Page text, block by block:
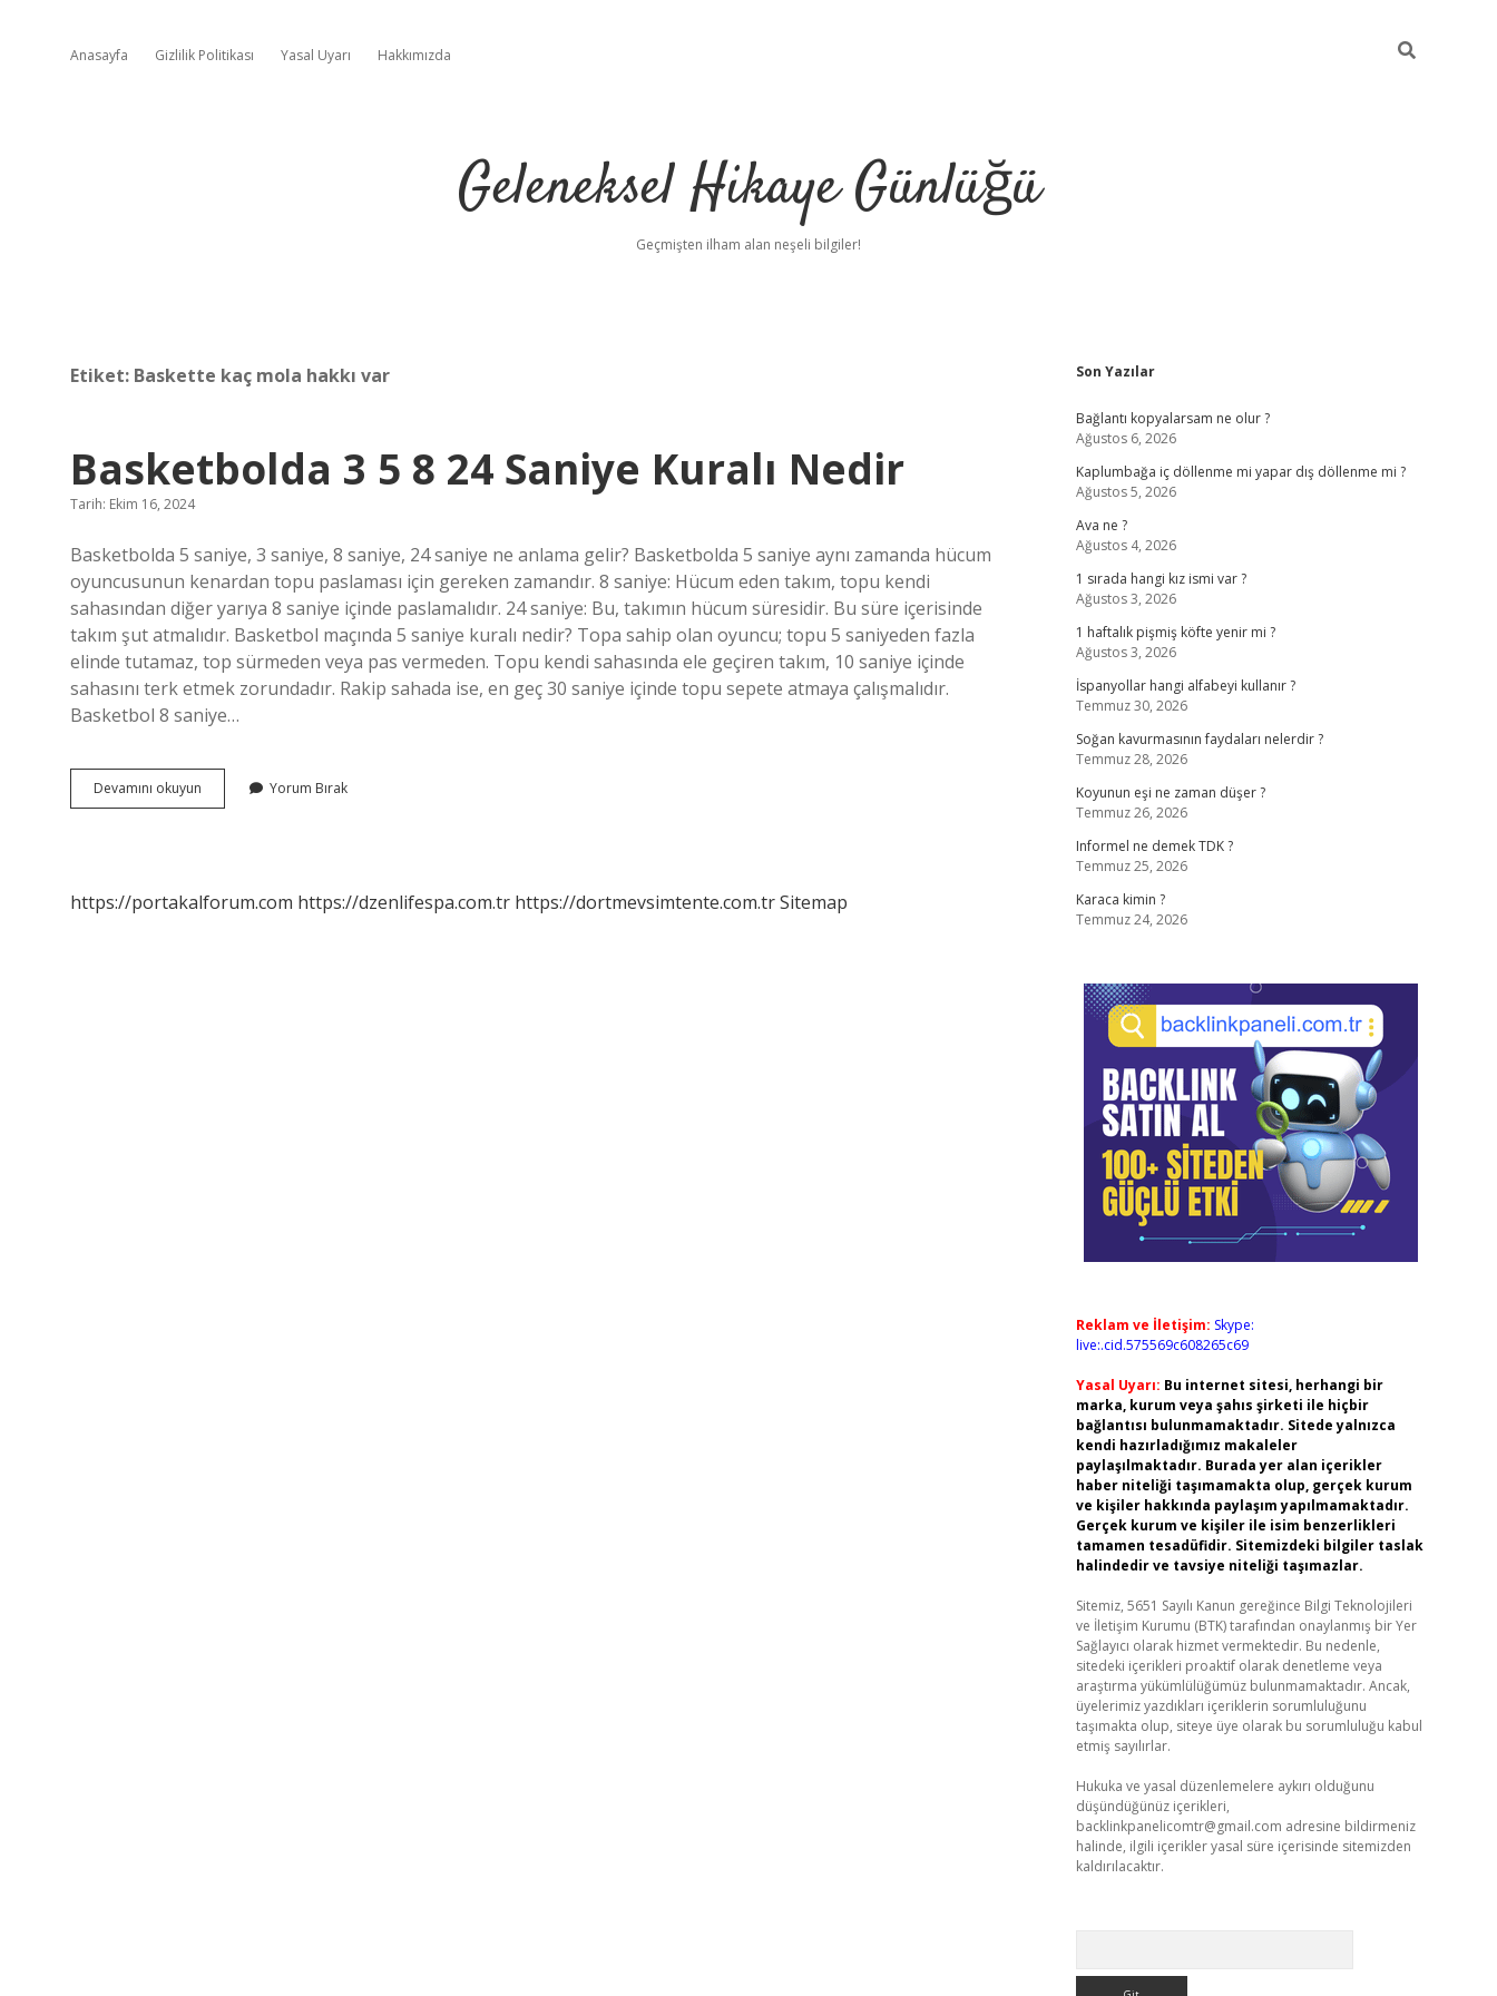
Anasayfa Gizlilik Politikası Yasal Uyarı Hakkımızda
Geleneksel Hikaye Günlüğü
Geçmişten ilham alan neşeli bilgiler!
Etiket: Baskette kaç mola hakkı var
Basketbolda 3 5 8 24 Saniye Kuralı Nedir
Tarih: Ekim 16, 2024
Basketbolda 5 saniye, 3 saniye, 8 saniye, 24 saniye ne anlama gelir? Basketbolda 5 saniye aynı zamanda hücum
oyuncusunun kenardan topu paslaması için gereken zamandır. 8 saniye: Hücum eden takım, topu kendi
sahasından diğer yarıya 8 saniye içinde paslamalıdır. 24 saniye: Bu, takımın hücum süresidir. Bu süre içerisinde
takım şut atmalıdır. Basketbol maçında 5 saniye kuralı nedir? Topa sahip olan oyuncu; topu 5 saniyeden fazla
elinde tutamaz, top sürmeden veya pas vermeden. Topu kendi sahasında ele geçiren takım, 10 saniye içinde
sahasını terk etmek zorundadır. Rakip sahada ise, en geç 30 saniye içinde topu sepete atmaya çalışmalıdır.
Basketbol 8 saniye…
Devamını okuyun Basketbolda
3
Kuralı
Yorum Bırak
https://portakalforum.com https://dzenlifespa.com.tr https://dortmevsimtente.com.trSitemap
Sidebar
Son Yazılar
Bağlantı kopyalarsam ne olur ?
Ağustos 6, 2026
Kaplumbağa iç döllenme mi yapar dış döllenme mi ?
Ağustos 5, 2026
Ava ne ?
Ağustos 4, 2026
1 sırada hangi kız ismi var ?
Ağustos 3, 2026
1 haftalık pişmiş köfte yenir mi ?
Ağustos 3, 2026
İspanyollar hangi alfabeyi kullanır ?
Temmuz 30, 2026
Soğan kavurmasının faydaları nelerdir ?
Temmuz 28, 2026
Koyunun eşi ne zaman düşer ?
Temmuz 26, 2026
Informel ne demek TDK ?
Temmuz 25, 2026
Karaca kimin ?
Temmuz 24, 2026
Reklam ve İletişim: Skype:
live:.cid.575569c608265c69
Yasal Uyarı: Bu internet sitesi, herhangi bir
marka, kurum veya şahıs şirketi ile hiçbir
bağlantısı bulunmamaktadır. Sitede yalnızca
kendi hazırladığımız makaleler
paylaşılmaktadır. Burada yer alan içerikler
haber niteliği taşımamakta olup, gerçek kurum
ve kişiler hakkında paylaşım yapılmamaktadır.
Gerçek kurum ve kişiler ile isim benzerlikleri
tamamen tesadüfidir. Sitemizdeki bilgiler taslak
halindedir ve tavsiye niteliği taşımazlar.
Sitemiz, 5651 Sayılı Kanun gereğince Bilgi Teknolojileri
ve İletişim Kurumu (BTK) tarafından onaylanmış bir Yer
Sağlayıcı olarak hizmet vermektedir. Bu nedenle,
sitedeki içerikleri proaktif olarak denetleme veya
araştırma yükümlülüğümüz bulunmamaktadır. Ancak,
üyelerimiz yazdıkları içeriklerin sorumluluğunu
taşımakta olup, siteye üye olarak bu sorumluluğu kabul
etmiş sayılırlar.
Hukuka ve yasal düzenlemelere aykırı olduğunu
düşündüğünüz içerikleri,
backlinkpanelicomtr@gmail.com adresine bildirmeniz
halinde, ilgili içerikler yasal süre içerisinde sitemizden
kaldırılacaktır.